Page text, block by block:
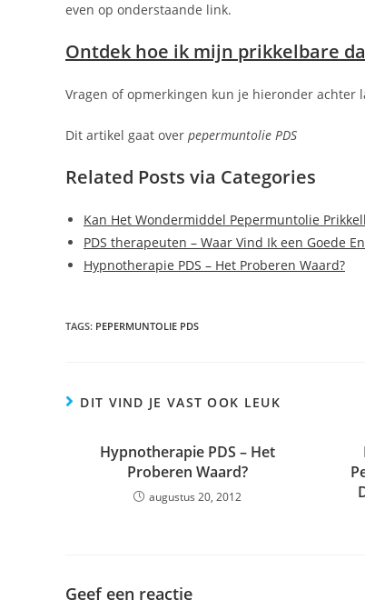
even op onderstaande link.
Ontdek hoe ik mijn prikkelbare
Vragen of opmerkingen kun je hieronder achter
Dit artikel gaat over pepermuntolie PDS
Related Posts via Categories
Kan Het Wondermiddel Pepermuntolie
PDS therapeuten – Waar Vind Ik een Goede
Hypnotherapie PDS – Het Proberen Waard?
TAGS: PEPERMUNTOLIE PDS
DIT VIND JE VAST OOK LEUK
Hypnotherapie PDS – Het
Proberen Waard?
augustus 20, 2012
Geef een reactie